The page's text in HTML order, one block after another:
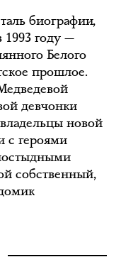
биографии,
1993 году —
Белого
прошлое.
девчонки
новой
с героями
собственный,